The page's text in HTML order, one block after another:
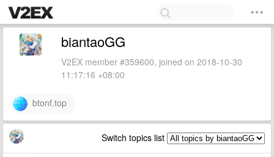
biantaoGG
V2EX member #359600, joined on 2018-10-30
11:17:16 +08:00
btonf.top
Switch topics list